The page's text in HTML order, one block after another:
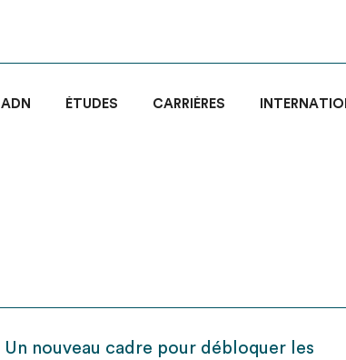
ADN ÉTUDES CARRIÈRES
Un nouveau cadre pour débloquer les